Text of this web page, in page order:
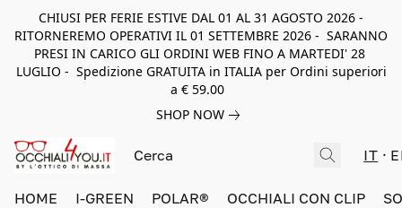
CHIUSI PER FERIE ESTIVE DAL 01 AL 31 AGOSTO 2026 -
RITORNEREMO OPERATIVI IL 01 SETTEMBRE 2026 - SARANNO
PRESI IN CARICO GLI ORDINI WEB FINO A MARTEDI' 28
LUGLIO - Spedizione GRATUITA in ITALIA per Ordini superiori
a € 59.00
SHOP NOW
IT
HOME I-GREEN POLAR® OCCHIALI CON CLIP